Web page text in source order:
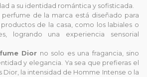
a su identidad romántica y sofisticada.
de la marca está diseñado para
de la casa, como los labiales o
logrando una experiencia sensorial
Dior no solo es una fragancia, sino
y elegancia. Ya sea que prefieras el
Dior, la intensidad de Homme Intense o la